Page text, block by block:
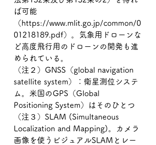
ば可能
（https://www.mlit.go.jp/common/0
01218189.pdf）。気象用ドローンな
ど高度飛行用のドローンの開発も進
められている。
（注２）GNSS（global navigation
satellite system）：衛星測位システ
ム。米国のGPS（Global
Positioning System）はそのひとつ
（注３）SLAM (Simultaneous
Localization and Mapping)。カメラ
画像を使うビジュアルSLAMとレー